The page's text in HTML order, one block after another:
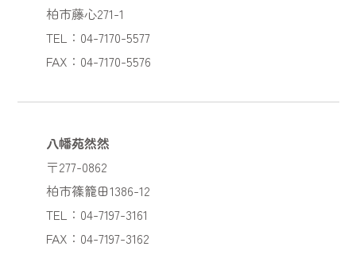
柏市藤心271-1
TEL：04-7170-5577
FAX：04-7170-5576
八幡苑然然
〒277-0862
柏市篠籠田1386-12
TEL：04-7197-3161
FAX：04-7197-3162